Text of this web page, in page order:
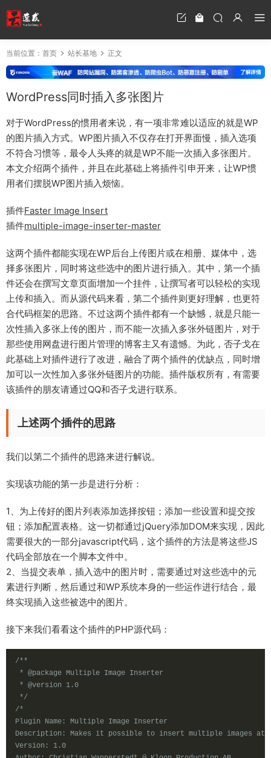
当前位置： 首页 站长基地 正文
WordPress同时插入多张图片
对于WordPress的惯用者来说，有一项非常难以适应的就是WP
的图片插入方式。WP图片插入不仅存在打开界面慢，插入选项
不符合习惯等，最令人头疼的就是WP不能一次插入多张图片。
本文介绍两个插件，并且在此基础上将插件引申开来，让WP惯
用者们摆脱WP图片插入烦恼。
插件Faster Image Insert
插件multiple-image-inserter-master
这两个插件都能实现在WP后台上传图片或在相册、媒体中，选
择多张图片，同时将这些选中的图片进行插入。其中，第一个插
件还会在撰写文章页面增加一个挂件，让撰写者可以轻松的实现
上传和插入。而从源代码来看，第二个插件则更好理解，也更符
合代码框架的思路。不过这两个插件都有一个缺憾，就是只能一
次性插入多张上传的图片，而不能一次插入多张外链图片，对于
那些使用网盘进行图片管理的博客主又有遗憾。为此，否子戈在
此基础上对插件进行了改进，融合了两个插件的优缺点，同时增
加可以一次性加入多张外链图片的功能。插件版权所有，有需要
该插件的朋友请通过QQ和否子戈进行联系。
上述两个插件的思路
我们以第二个插件的思路来进行解说。
实现该功能的第一步是进行分析：
1、为上传好的图片列表添加选择按钮；添加一些设置和提交按
钮；添加配置表格。这一切都通过jQuery添加DOM来实现，因此
需要很大的一部分javascript代码，这个插件的方法是将这些JS
代码全部放在一个脚本文件中。
2、当提交表单，插入选中的图片时，需要通过对这些选中的元
素进行判断，然后通过和WP系统本身的一些运作进行结合，最
终实现插入这些被选中的图片。
接下来我们看看这个插件的PHP源代码：
/**
* @package Multiple Image Inserter
* @version 1.0
*/
/*
Plugin Name: Multiple Image Inserter
Description: Makes it possible to insert multiple images at
Version: 1.0